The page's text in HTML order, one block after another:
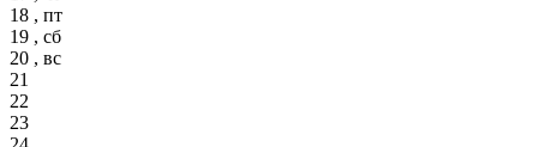
18 , пт
19 , сб
20 , вс
21
22
23